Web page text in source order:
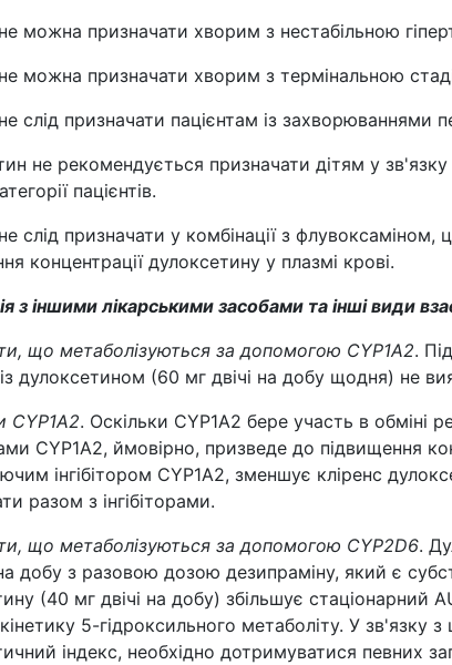
можна призначати хворим з нестабільною
можна призначати хворим з термінальною
слід призначати пацієнтам із захворюваннями
не рекомендується призначати дітям у
пацієнтів.
слід призначати у комбінації з
концентрації дулоксетину у плазмі крові.
з іншими лікарськими засобами та інші види
що метаболізуються за допомогою CYP1A2.
дулоксетином (60 мг двічі на добу щодня) не
CYP1A2. Оскільки CYP1A2 бере участь в обміні
CYP1A2, ймовірно, призведе до підвищення
інгібітором CYP1A2, зменшує кліренс
разом з інгібіторами.
що метаболізуються за допомогою CYP2D6.
добу з разовою дозою дезипраміну, який є
(40 мг двічі на добу) збільшує стаціонарний
5-гідроксильного метаболіту. У зв'язку
індекс, необхідно дотримуватися певних